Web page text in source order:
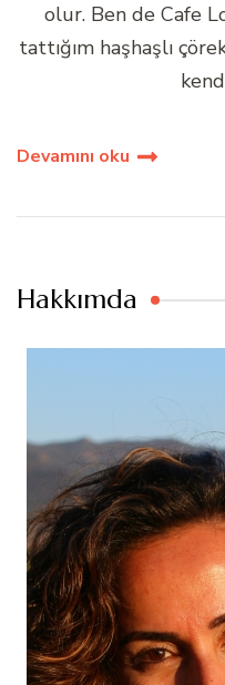
olur. Ben de Cafe
tattığım haşhaşlı
Devamını oku
Hakkımda